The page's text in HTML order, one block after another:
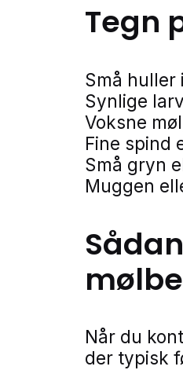
Tegn
Små
Synlige
Voksne
Fine spind
Små gryn
Muggen
Når du
der typisk